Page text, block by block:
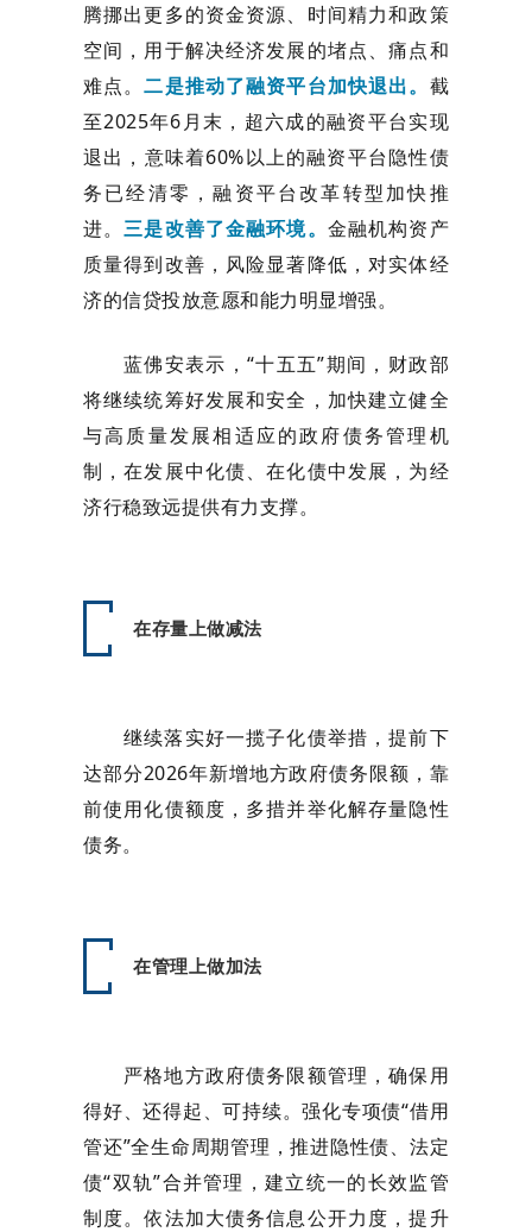
腾挪出更多的资金资源、时间精力和政策
空间，用于解决经济发展的堵点、痛点和
难点。二是推动了融资平台加快退出。 截
至2025年6月末，超六成的融资平台实现
退出，意味着60%以上的融资平台隐性债
务已经清零，融资平台改革转型加快推
进。三是改善了金融环境。 金融机构资产
质量得到改善，风险显著降低，对实体经
济的信贷投放意愿和能力明显增强。
蓝佛安表示，“十五五”期间，财政部
将继续统筹好发展和安全，加快建立健全
与高质量发展相适应的政府债务管理机
制，在发展中化债、在化债中发展，为经
济行稳致远提供有力支撑。
在存量上做减法
继续落实好一揽子化债举措，提前下
达部分2026年新增地方政府债务限额，靠
前使用化债额度，多措并举化解存量隐性
债务。
在管理上做加法
严格地方政府债务限额管理，确保用
得好、还得起、可持续。强化专项债“借用
管还”全生命周期管理，推进隐性债、法定
债“双轨”合并管理，建立统一的长效监管
制度。依法加大债务信息公开力度，提升